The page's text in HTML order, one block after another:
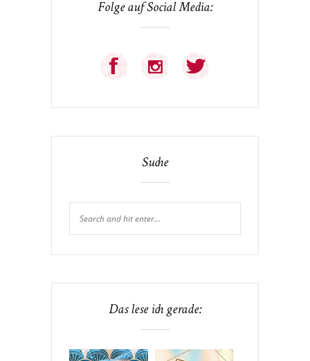
Folge auf Social Media:
Suche
Das lese ich gerade: